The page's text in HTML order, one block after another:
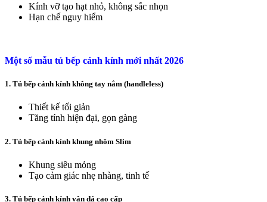
Kính vỡ tạo hạt nhỏ, không sắc nhọn
Hạn chế nguy hiểm
Một số mẫu tủ bếp cánh kính mới nhất 2026
1. Tủ bếp cánh kính không tay nắm (handleless)
Thiết kế tối giản
Tăng tính hiện đại, gọn gàng
2. Tủ bếp cánh kính khung nhôm Slim
Khung siêu mỏng
Tạo cảm giác nhẹ nhàng, tinh tế
3. Tủ bếp cánh kính vân đá cao cấp